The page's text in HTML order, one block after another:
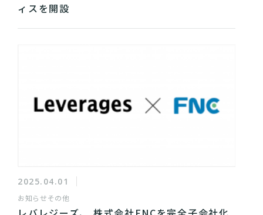
ィスを開設
2025.04.01
お知らせその他